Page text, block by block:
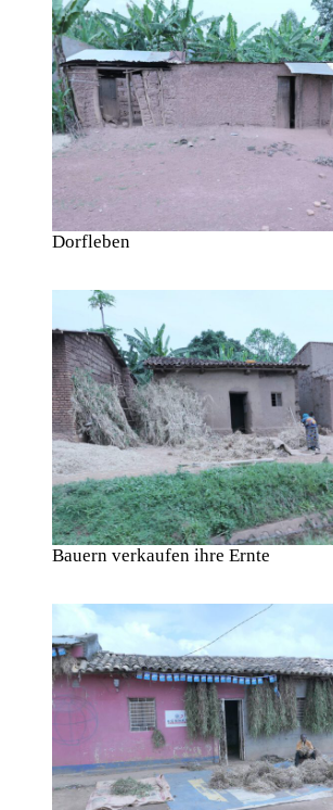
Dorfleben
Bauern verkaufen ihre Ernte